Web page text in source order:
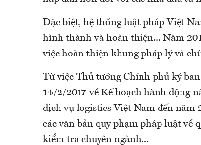
Đặc biệt, hệ thống luật pháp Việt
hình thành và hoàn thiện... Năm
việc hoàn thiện khung pháp lý và
Từ việc Thủ tướng Chính phủ ký
14/2/2017 về Kế hoạch hành động
dịch vụ logistics Việt Nam đến năm
các văn bản quy phạm pháp luật về
kiểm tra chuyên ngành...